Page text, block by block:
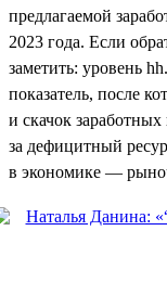
предлагаемой
2023 года. Если
заметить: уровень
показатель, после
и скачок
за дефицитный
в экономике —